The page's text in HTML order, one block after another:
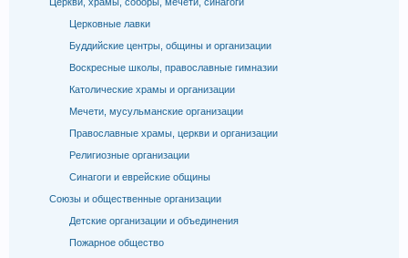
Церковные лавки
Буддийские центры, общины и организации
Воскресные школы, православные гимназии
Католические храмы и организации
Мечети, мусульманские организации
Православные храмы, церкви и организации
Религиозные организации
Синагоги и еврейские общины
Союзы и общественные организации
Детские организации и объединения
Пожарное общество